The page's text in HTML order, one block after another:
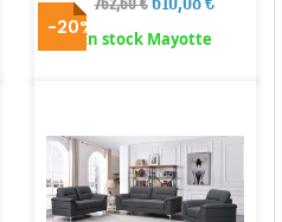
En stock Mayotte
-20%